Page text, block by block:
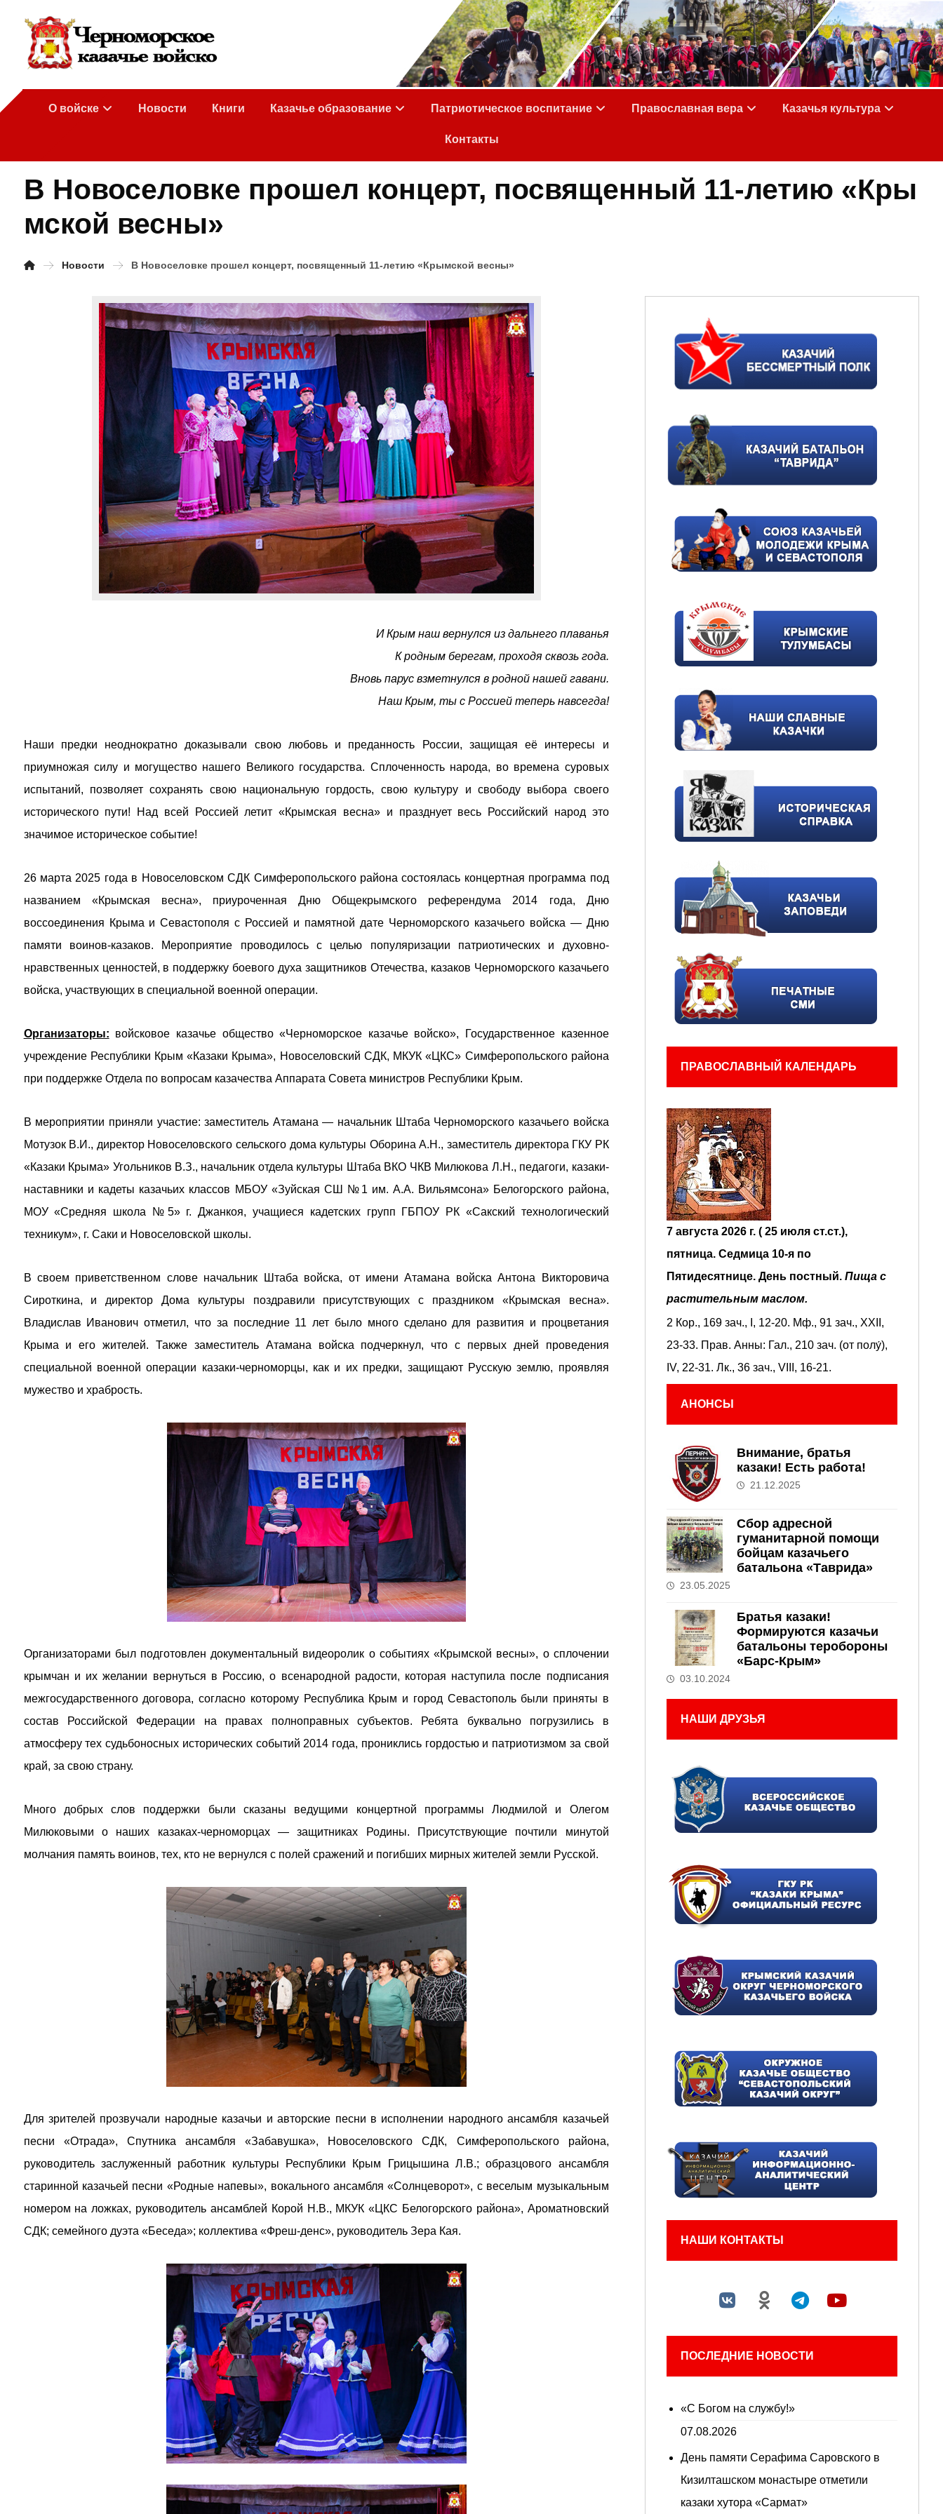
О войске Новости Книги Казачье образование Патриотическое воспитание Православная вера Казачья культура
Контакты
В Новоселовке прошел концерт, посвященный 11-летию «Кры
мской весны»
Новости В Новоселовке прошел концерт, посвященный 11-летию «Крымской весны»
И Крым наш вернулся из дальнего плаванья
К родным берегам, проходя сквозь года.
Вновь парус взметнулся в родной нашей гавани.
Наш Крым, ты с Россией теперь навсегда!
Наши предки неоднократно доказывали свою любовь и преданность России, защищая её интересы и
приумножая силу и могущество нашего Великого государства. Сплоченность народа, во времена суровых
испытаний, позволяет сохранять свою национальную гордость, свою культуру и свободу выбора своего
исторического пути! Над всей Россией летит «Крымская весна» и празднует весь Российский народ это
значимое историческое событие!
26 марта 2025 года в Новоселовском СДК Симферопольского района состоялась концертная программа под
названием «Крымская весна», приуроченная Дню Общекрымского референдума 2014 года, Дню
воссоединения Крыма и Севастополя с Россией и памятной дате Черноморского казачьего войска — Дню
памяти воинов-казаков. Мероприятие проводилось с целью популяризации патриотических и духовно-
нравственных ценностей, в поддержку боевого духа защитников Отечества, казаков Черноморского казачьего
войска, участвующих в специальной военной операции.
Организаторы: войсковое казачье общество «Черноморское казачье войско», Государственное казенное
учреждение Республики Крым «Казаки Крыма», Новоселовский СДК, МКУК «ЦКС» Симферопольского района
при поддержке Отдела по вопросам казачества Аппарата Совета министров Республики Крым.
В мероприятии приняли участие: заместитель Атамана — начальник Штаба Черноморского казачьего войска
Мотузок В.И., директор Новоселовского сельского дома культуры Оборина А.Н., заместитель директора ГКУ РК
«Казаки Крыма» Угольников В.З., начальник отдела культуры Штаба ВКО ЧКВ Милюкова Л.Н., педагоги, казаки-
наставники и кадеты казачьих классов МБОУ «Зуйская СШ №1 им. А.А. Вильямсона» Белогорского района,
МОУ «Средняя школа №5» г. Джанкоя, учащиеся кадетских групп ГБПОУ РК «Сакский технологический
техникум», г. Саки и Новоселовской школы.
В своем приветственном слове начальник Штаба войска, от имени Атамана войска Антона Викторовича
Сироткина, и директор Дома культуры поздравили присутствующих с праздником «Крымская весна».
Владислав Иванович отметил, что за последние 11 лет было много сделано для развития и процветания
Крыма и его жителей. Также заместитель Атамана войска подчеркнул, что с первых дней проведения
специальной военной операции казаки-черноморцы, как и их предки, защищают Русскую землю, проявляя
мужество и храбрость.
Организаторами был подготовлен документальный видеоролик о событиях «Крымской весны», о сплочении
крымчан и их желании вернуться в Россию, о всенародной радости, которая наступила после подписания
межгосударственного договора, согласно которому Республика Крым и город Севастополь были приняты в
состав Российской Федерации на правах полноправных субъектов. Ребята буквально погрузились в
атмосферу тех судьбоносных исторических событий 2014 года, прониклись гордостью и патриотизмом за свой
край, за свою страну.
Много добрых слов поддержки были сказаны ведущими концертной программы Людмилой и Олегом
Милюковыми о наших казаках-черноморцах — защитниках Родины. Присутствующие почтили минутой
молчания память воинов, тех, кто не вернулся с полей сражений и погибших мирных жителей земли Русской.
Для зрителей прозвучали народные казачьи и авторские песни в исполнении народного ансамбля казачьей
песни «Отрада», Спутника ансамбля «Забавушка», Новоселовского СДК, Симферопольского района,
руководитель заслуженный работник культуры Республики Крым Грицышина Л.В.; образцового ансамбля
старинной казачьей песни «Родные напевы», вокального ансамбля «Солнцеворот», с веселым музыкальным
номером на ложках, руководитель ансамблей Корой Н.В., МКУК «ЦКС Белогорского района», Ароматновский
СДК; семейного дуэта «Беседа»; коллектива «Фреш-денс», руководитель Зера Кая.
ПРАВОСЛАВНЫЙ КАЛЕНДАРЬ
7 августа 2026 г. ( 25 июля ст.ст.),
пятница. Седмица 10-я по
Пятидесятнице. День постный. Пища с
растительным маслом.
2 Кор., 169 зач., I, 12-20. Мф., 91 зач., XXII,
23-33. Прав. Анны: Гал., 210 зач. (от полу́),
IV, 22-31. Лк., 36 зач., VIII, 16-21.
АНОНСЫ
Внимание, братья
казаки! Есть работа!
21.12.2025
Сбор адресной
гуманитарной помощи
бойцам казачьего
батальона «Таврида»
23.05.2025
Братья казаки!
Формируются казачьи
батальоны теробороны
«Барс-Крым»
03.10.2024
НАШИ ДРУЗЬЯ
НАШИ КОНТАКТЫ
ПОСЛЕДНИЕ НОВОСТИ
«С Богом на службу!»
07.08.2026
День памяти Серафима Саровского в
Кизилташском монастыре отметили
казаки хутора «Сармат»